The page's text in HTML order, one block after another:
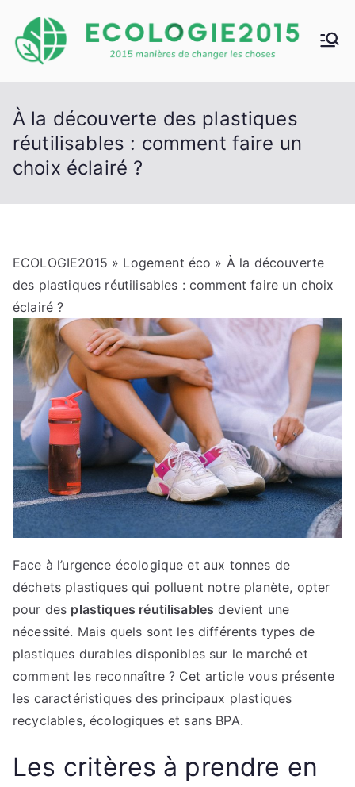
contenu
GI
E2
01
5
2015
À la découverte des plastiques
réutilisables : comment faire un
choix éclairé ?
ECOLOGIE2015 » Logement éco » À la découverte
des plastiques réutilisables : comment faire un choix
éclairé ?
Face à l’urgence écologique et aux tonnes de
déchets plastiques qui polluent notre planète, opter
pour des plastiques réutilisables devient une
nécessité. Mais quels sont les différents types de
plastiques durables disponibles sur le marché et
comment les reconnaître ? Cet article vous présente
les caractéristiques des principaux plastiques
recyclables, écologiques et sans BPA.
Les critères à prendre en